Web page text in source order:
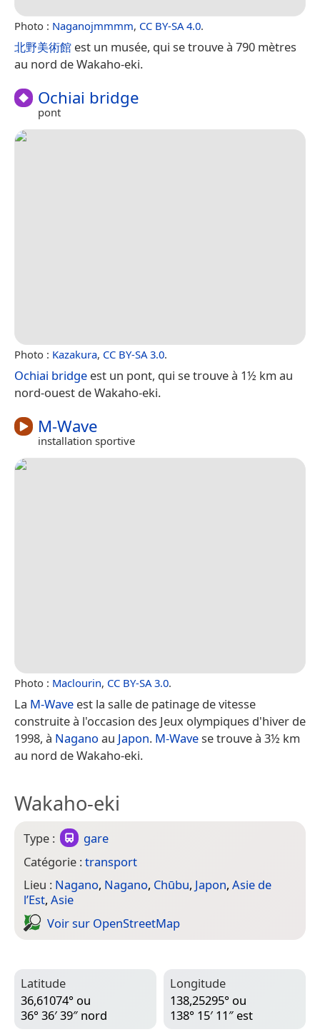
Photo : Naganojmmmm, CC BY-SA 4.0.
北野美術館 est un musée, qui se trouve à 790 mètres
au nord de Wakaho-eki.
Ochiai bridge
pont
Photo : Kazakura, CC BY-SA 3.0.
Ochiai bridge est un pont, qui se trouve à 1½ km au
nord-ouest de Wakaho-eki.
M-Wave
installation sportive
Photo : Maclourin, CC BY-SA 3.0.
La M-Wave est la salle de patinage de vitesse
construite à l'occasion des Jeux olympiques d'hiver de
1998, à Nagano au Japon. M-Wavese trouve à 3½ km
au nord de Wakaho-eki.
Wakaho-eki
Type :
gare
Catégorie :transport
Lieu : Nagano, Nagano, Chūbu, Japon, Asie de
l’Est, Asie
Voir sur Open­Street­Map
Latitude
36,61074° ou
36° 36′ 39″ nord
Longitude
138,25295° ou
138° 15′ 11″ est